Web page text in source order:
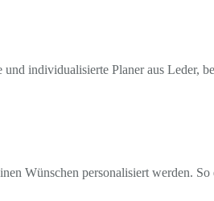
individualisierte Planer aus Leder,
Wünschen personalisiert werden.